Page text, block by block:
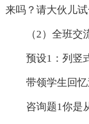
来吗？请大伙儿试
（2）全班交
预设1：列竖
带领学生回
咨询题1你是